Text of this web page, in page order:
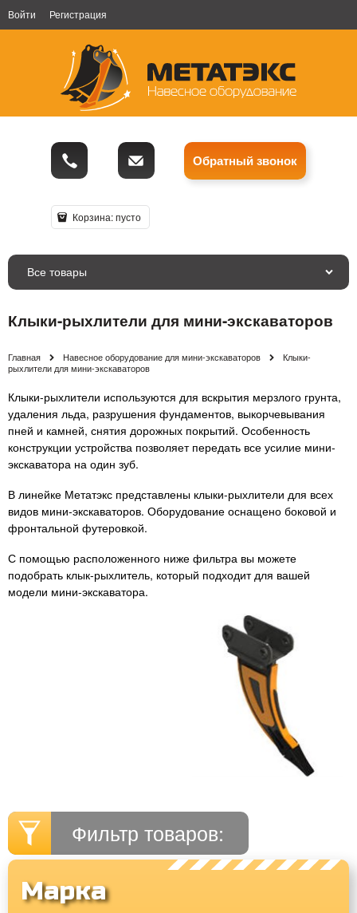
Войти Регистрация
Обратный звонок
Корзина:пусто
Все товары
Клыки-рыхлители для мини-экскаваторов
Главная Навесное оборудование для мини-экскаваторов
Клыки-
рыхлители для мини-экскаваторов
Клыки-рыхлители используются для вскрытия мерзлого грунта,
удаления льда, разрушения фундаментов, выкорчевывания
пней и камней, снятия дорожных покрытий. Особенность
конструкции устройства позволяет передать все усилие мини-
экскаватора на один зуб.
В линейке Метатэкс представлены клыки-рыхлители для всех
видов мини-экскаваторов. Оборудование оснащено боковой и
фронтальной футеровкой.
С помощью расположенного ниже фильтра вы можете
подобрать клык-рыхлитель, который подходит для вашей
модели мини-экскаватора.
Фильтр товаров:
Марка